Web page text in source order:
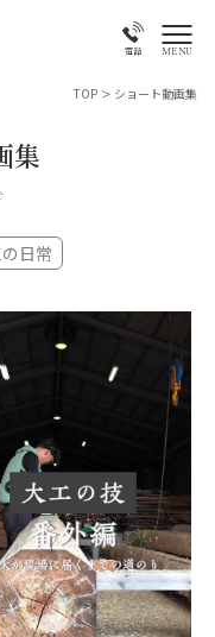
電話 MENU
TOP > ショート動画集
集
日常